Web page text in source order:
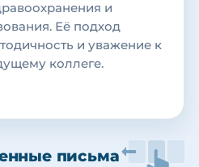
и
Её подход
и уважение к
коллеге.
письма